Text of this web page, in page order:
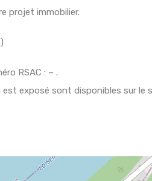
projet immobilier.
RSAC : – .
exposé sont disponibles sur le